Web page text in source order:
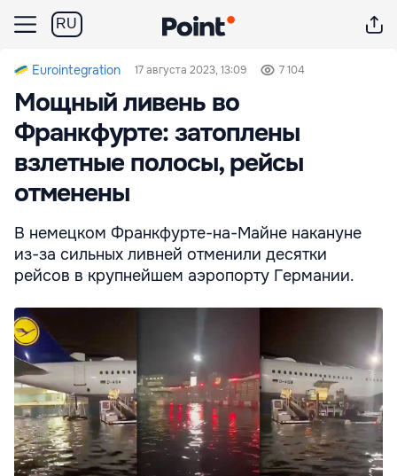
RU
Eurointegration 17 августа 2023, 13:09 7 104
Мощный ливень во
Франкфурте: затоплены
взлетные полосы, рейсы
отменены
В немецком Франкфурте-на-Майне накануне
из-за сильных ливней отменили десятки
рейсов в крупнейшем аэропорту Германии.